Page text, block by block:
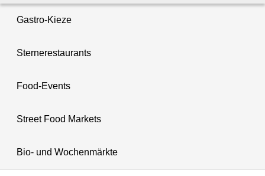
Gastro-Kieze
Sternerestaurants
Food-Events
Street Food Markets
Bio- und Wochenmärkte